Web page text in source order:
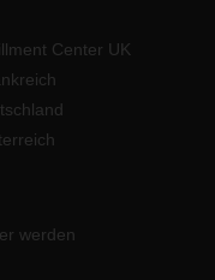
Center UK
werden